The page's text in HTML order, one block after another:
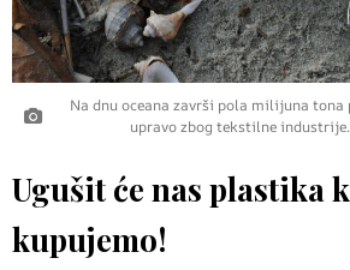
Na dnu oceana završi pola milijuna tona
upravo zbog tekstilne industrije.
Ugušit će nas plastika
kupujemo!